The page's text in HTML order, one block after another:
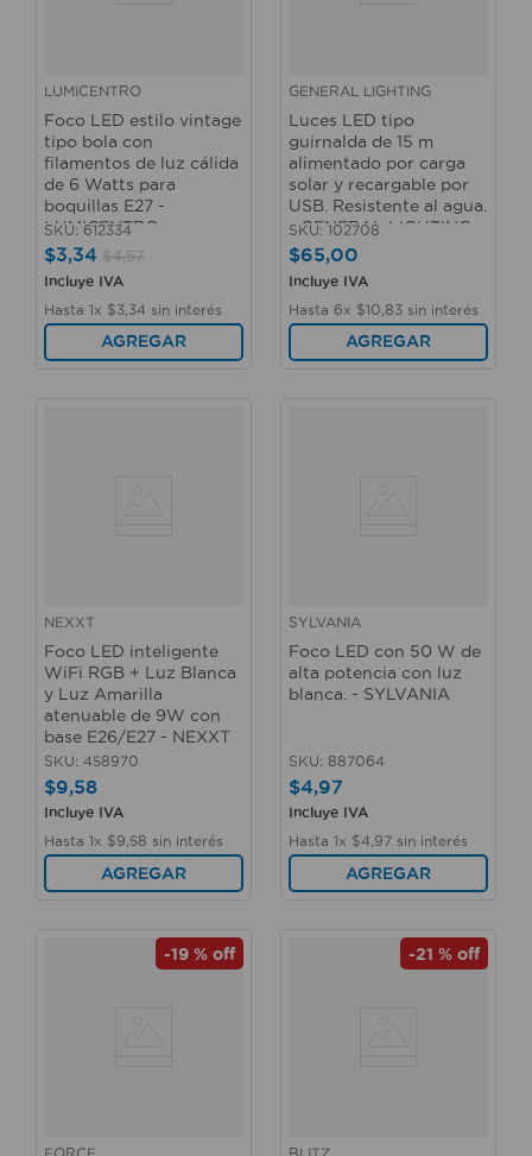
LUMICENTRO
Foco LED estilo vintage
tipo bola con
filamentos de luz cálida
de 6 Watts para
boquillas E27 -
LUMICENTRO
SKU: 612334
$3,34 $4,57
Incluye IVA
Hasta 1x $3 34 sin interés
AGREGAR
GENERAL LIGHTING
Luces LED tipo
guirnalda de 15 m
alimentado por carga
solar y recargable por
USB. Resistente al agua.
- GENERAL LIGHTING
SKU: 102708
$65,00
Incluye IVA
Hasta 6x $10 83 sin interés
AGREGAR
NEXXT
Foco LED inteligente
WiFi RGB + Luz Blanca
y Luz Amarilla
atenuable de 9W con
base E26/E27 - NEXXT
SKU: 458970
$9,58
Incluye IVA
Hasta 1x $9 58 sin interés
AGREGAR
SYLVANIA
Foco LED con 50 W de
alta potencia con luz
blanca. - SYLVANIA
SKU: 887064
$4,97
Incluye IVA
Hasta 1x $4 97 sin interés
AGREGAR
-19 % off -21 % off